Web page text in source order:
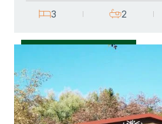
3 2
Casas Modulares T3